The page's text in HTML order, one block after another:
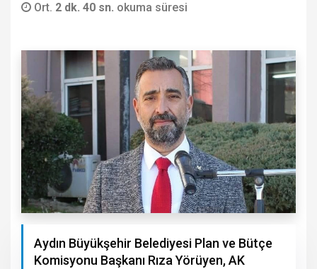
Ort. 2 dk. 40 sn. okuma süresi
Aydın Büyükşehir Belediyesi Plan ve Bütçe
Komisyonu Başkanı Rıza Yörüyen, AK